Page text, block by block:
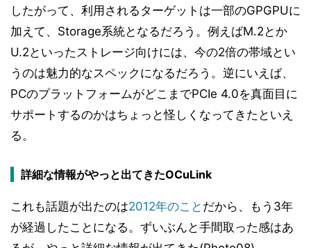
したがって、利用されるターゲットは一部のGPGPUに
加えて、Storage系統となるだろう。例えばM.2とか
U.2といったストレージ向けには、今の2倍の帯域とい
うのは魅力的なスペックになるだろう。逆にいえば、
PCのプラットフォームがどこまでPCIe 4.0を真面目に
サポートするのかはちょっと怪しくなってきたといえ
る。
詳細な情報がやっと出てきたOCuLink
これも話題が出たのは2012年のこと だから、もう3年
が経過したことになる。ずいぶんと手間取った感はあ